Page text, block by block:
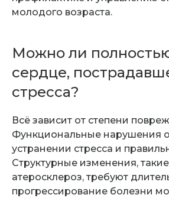
молодого возраста.
Можно ли
сердце,
стресса?
Всё зависит от степени
Функциональные нарушения
устранении стресса и
Структурные изменения,
атеросклероз, требуют
прогрессирование болезни